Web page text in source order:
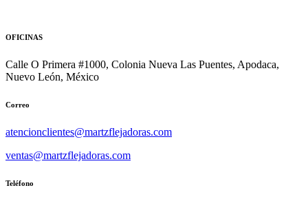
OFICINAS
Calle O Primera #1000, Colonia Nueva Las Puentes, Apodaca,
Nuevo León, México
Correo
atencionclientes@martzflejadoras.com
ventas@martzflejadoras.com
Teléfono